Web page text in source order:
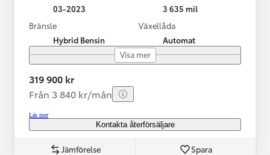
03-2023
3 635 mil
Bränsle
Hybrid Bensin
Växellåda
Automat
Visa mer
319 900 kr
Från 3 840 kr/mån
Läs mer
Kontakta återförsäljare
Jämförelse Spara